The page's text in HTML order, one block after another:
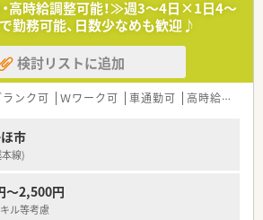
3名に加えて事務員も複数名が在籍していま
て】
剤師として長期的に活躍できるポジションで
700万円を目指せる魅力的な給与条件です。
の勤務体系で無理なく働き続けることが可能で
ル年収】
年収480万円からのスタートが検討可能です。
・高時給調整可能！≫週3～4日×1日4～
勤務可能、日数少なめも歓迎♪
検討リストに追加
ランク可 Ｗワーク可 車通勤可 高時給(2,500円以上)
市
線)
～2,500円
ル等考慮